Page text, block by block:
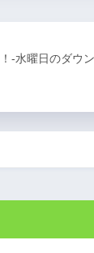
-水曜日のダウ